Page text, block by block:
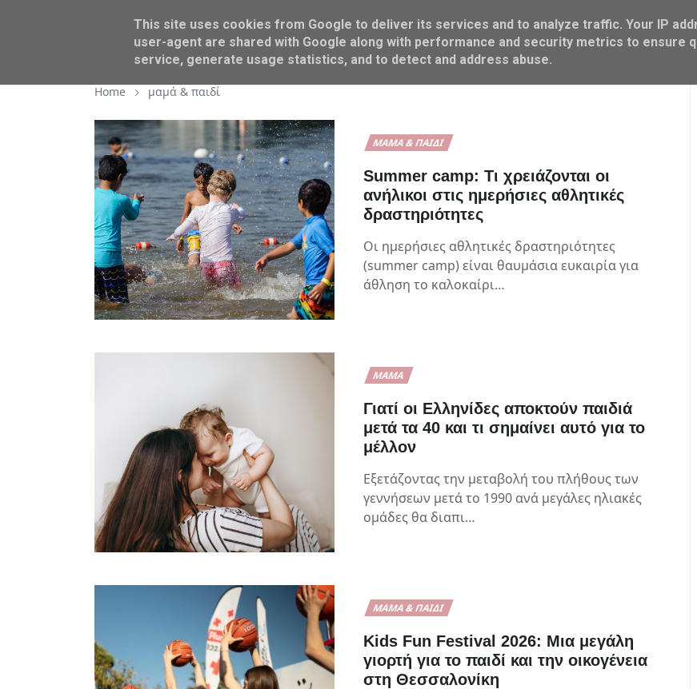
BEAUTY AROUND US ΜΑΜΑ & ΠΑΙΔΙFOOD & COOKM SHOP
Home μαμά & παιδί
ΜΑΜΆ & ΠΑΙΔΊ
Summer camp: Τι χρειάζονται οι
ανήλικοι στις ημερήσιες αθλητικές
δραστηριότητες
Οι ημερήσιες αθλητικές δραστηριότητες
(summer camp) είναι θαυμάσια ευκαιρία για
άθληση το καλοκαίρι…
ΜΑΜΆ
Γιατί οι Ελληνίδες αποκτούν παιδιά
μετά τα 40 και τι σημαίνει αυτό για το
μέλλον
Εξετάζοντας την μεταβολή του πλήθους των
γεννήσεων μετά το 1990 ανά μεγάλες ηλιακές
ομάδες θα διαπι…
ΜΑΜΆ & ΠΑΙΔΊ
Kids Fun Festival 2026: Μια μεγάλη
γιορτή για το παιδί και την οικογένεια
στη Θεσσαλονίκη
This site uses cookies from Google to deliver its services and to analyze traffic. Your IP
user-agent are shared with Google along with performance and security metrics to ensure
service, generate usage statistics, and to detect and address abuse.